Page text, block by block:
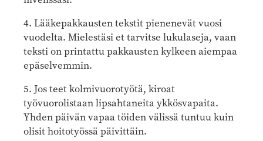
4. Lääkepakkausten tekstit pienenevät vuosi
vuodelta. Mielestäsi et tarvitse lukulaseja, vaan
teksti on printattu pakkausten kylkeen aiempaa
epäselvemmin.
5. Jos teet kolmivuorotyötä, kiroat
työvuorolistaan lipsahtaneita ykkösvapaita.
Yhden päivän vapaa töiden välissä tuntuu kuin
olisit hoitotyössä päivittäin.